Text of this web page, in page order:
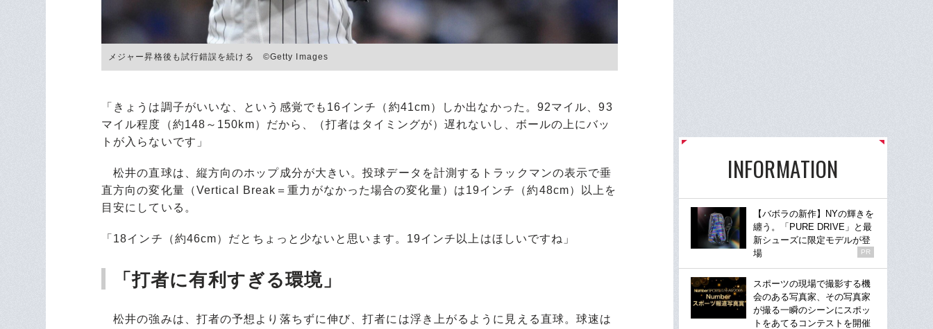
メジャー昇格後も試行錯誤を続ける ©Getty Images
「きょうは調子がいいな、という感覚でも16インチ（約41cm）しか出なかった。92マイル、93
マイル程度（約148～150km）だから、（打者はタイミングが）遅れないし、ボールの上にバッ
トが入らないです」
松井の直球は、縦方向のホップ成分が大きい。投球データを計測するトラックマンの表示で垂
直方向の変化量（Vertical Break＝重力がなかった場合の変化量）は19インチ（約48cm）以上を
目安にしている。
「18インチ（約46cm）だとちょっと少ないと思います。19インチ以上はほしいですね」
「打者に有利すぎる環境」
松井の強みは、打者の予想より落ちずに伸び、打者には浮き上がるように見える直球。球速は
INFORMATION
【バボラの新作】NYの輝きを
纏う。「PURE DRIVE」と最
新シューズに限定モデルが登
場
PR
スポーツの現場で撮影する機
会のある写真家、その写真家
が撮る一瞬のシーンにスポッ
トをあてるコンテストを開催